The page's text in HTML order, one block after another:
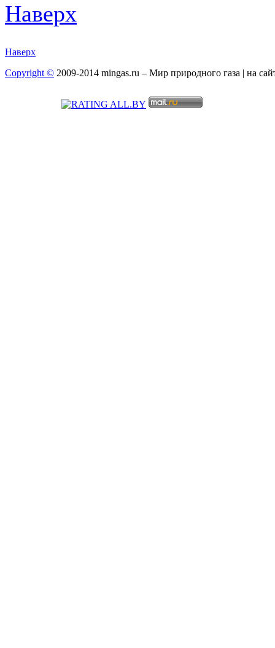
Наверх
Наверх
Copyright © 2009-2014 mingas.ru – Мир природного газа | на